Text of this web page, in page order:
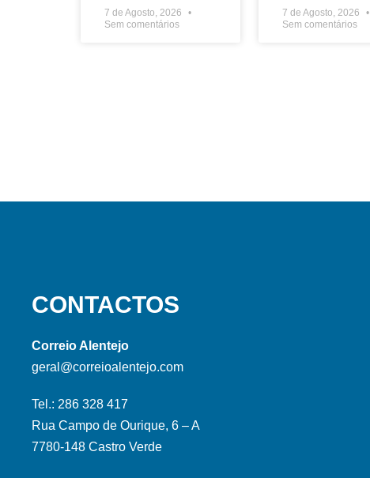
7 de Agosto, 2026
Sem comentários
7 de Agosto, 2026
Sem comentários
CONTACTOS
Correio Alentejo
geral@correioalentejo.com
Tel.: 286 328 417
Rua Campo de Ourique, 6 – A
7780-148 Castro Verde